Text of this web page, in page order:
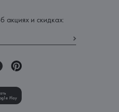
акциях и скидках:
Play